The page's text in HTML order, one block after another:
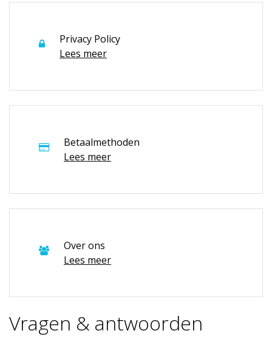
Privacy Policy
Lees meer
Betaalmethoden
Lees meer
Over ons
Lees meer
Vragen & antwoorden